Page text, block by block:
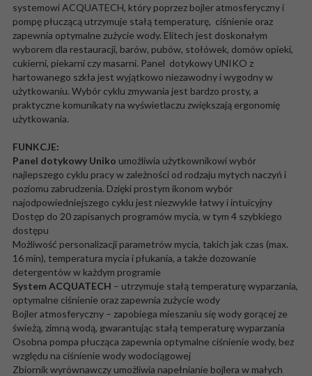
systemowi ACQUATECH, który poprzez bojler atmosferyczny i
pompę płuczącą utrzymuje stałą temperaturę, ciśnienie oraz
zapewnia optymalne zużycie wody. Elitech jest doskonałym
wyborem dla restauracji, barów, pubów, stołówek, domów opieki,
cukierni, piekarni czy masarni. Panel dotykowy UNIKO z
hartowanego szkła jest wyjątkowo niezawodny i wygodny w
użytkowaniu. Wybór cyklu zmywania jest bardzo prosty, a
praktyczne komunikaty na wyświetlaczu zwiększają ergonomię
użytkowania.
FUNKCJE:
Panel dotykowy Uniko umożliwia użytkownikowi wybór
najlepszego cyklu pracy w zależności od rodzaju mytych naczyń i
poziomu zabrudzenia. Dzięki prostym ikonom wybór
najodpowiedniejszego cyklu jest niezwykle łatwy i intuicyjny
Dostęp do 20 zapisanych programów mycia, w tym 4 szybkiego
dostępu
Możliwość personalizacji parametrów mycia, takich jak czas (max.
16 min), temperatura mycia i płukania, a także dozowanie
detergentów w każdym programie
System ACQUATECH – utrzymuje stałą temperaturę wyparzania,
optymalne ciśnienie oraz zapewnia zużycie wody
Bojler atmosferyczny – zapobiega mieszaniu się wody gorącej ze
świeżą, zimną wodą, gwarantując stałą temperaturę wyparzania
Osobna pompa płucząca zapewnia optymalne ciśnienie wody, bez
względu na ciśnienie wody wodociągowej
Zbiornik wyrównawczy umożliwia napełnianie bojlera w małych